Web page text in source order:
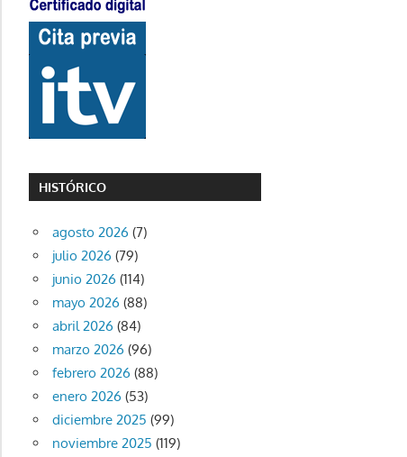
HISTÓRICO
agosto 2026 (7)
julio 2026 (79)
junio 2026 (114)
mayo 2026 (88)
abril 2026 (84)
marzo 2026 (96)
febrero 2026 (88)
enero 2026 (53)
diciembre 2025 (99)
noviembre 2025 (119)